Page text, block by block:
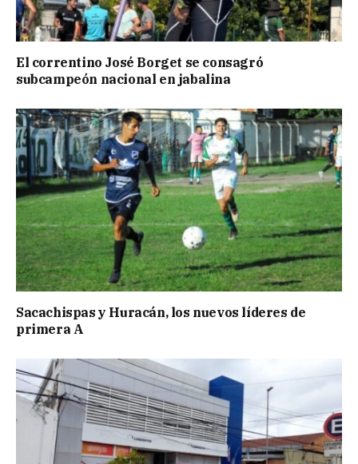
El correntino José Borget se consagró
subcampeón nacional en jabalina
Sacachispas y Huracán, los nuevos líderes de
primera A